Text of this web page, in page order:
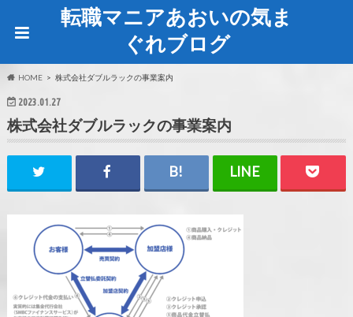
転職マニアあおいの気ま
ぐれブログ
HOME 株式会社ダブルラックの事業案内
2023.01.27
株式会社ダブルラックの事業案内